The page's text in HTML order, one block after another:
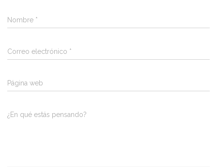
Nombre *
Correo electrónico *
Página web
¿En qué estás pensando?